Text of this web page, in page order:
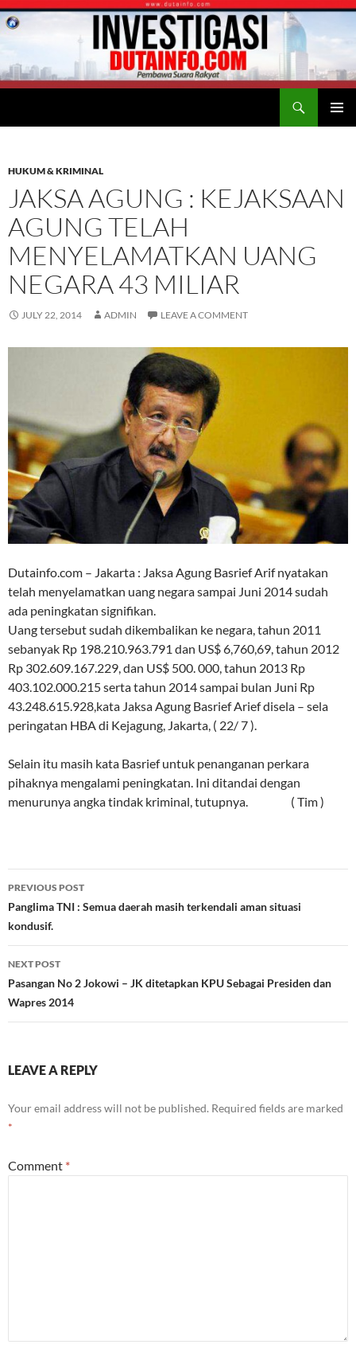
HUKUM & KRIMINAL
JAKSA AGUNG : KEJAKSAAN
AGUNG TELAH
MENYELAMATKAN UANG
NEGARA 43 MILIAR
JULY 22, 2014 ADMIN LEAVE A COMMENT
Dutainfo.com – Jakarta : Jaksa Agung Basrief Arif nyatakan
telah menyelamatkan uang negara sampai Juni 2014 sudah
ada peningkatan signifikan.
Uang tersebut sudah dikembalikan ke negara, tahun 2011
sebanyak Rp 198.210.963.791 dan US$ 6,760,69, tahun 2012
Rp 302.609.167.229, dan US$ 500. 000, tahun 2013 Rp
403.102.000.215 serta tahun 2014 sampai bulan Juni Rp
43.248.615.928,kata Jaksa Agung Basrief Arief disela – sela
peringatan HBA di Kejagung, Jakarta, ( 22/ 7 ).
Selain itu masih kata Basrief untuk penanganan perkara
pihaknya mengalami peningkatan. Ini ditandai dengan
menurunya angka tindak kriminal, tutupnya. ( Tim )
Post
navigation
PREVIOUS POST
Panglima TNI : Semua daerah masih terkendali aman situasi
kondusif.
NEXT POST
Pasangan No 2 Jokowi – JK ditetapkan KPU Sebagai Presiden dan
Wapres 2014
LEAVE A REPLY
Your email address will not be published. Required fields are marked
*
Comment *